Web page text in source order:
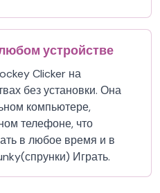
устройстве
Clicker на
без установки. Она
компьютере,
телефоне, что
в любое время и в
Играть.